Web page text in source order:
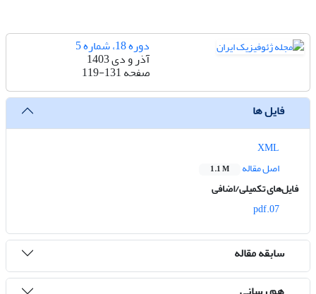
دوره 18، شماره 5
آذر و دی 1403
صفحه119-131
فایل ها
اصل مقاله
1.1 M
فایل‌های تکمیلی/اضافی
07.pdf
سابقه مقاله